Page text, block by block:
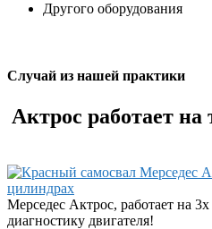
Другого оборудования
Случай из нашей практики
Актрос работает
Мерседес Актрос, работает на
диагностику двигателя!